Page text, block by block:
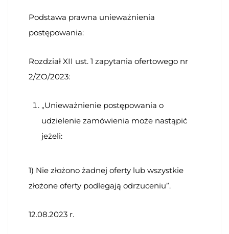
Podstawa prawna unieważnienia
postępowania:
Rozdział XII ust. 1 zapytania ofertowego nr
2/ZO/2023:
„Unieważnienie postępowania o
udzielenie zamówienia może nastąpić
jeżeli:
1) Nie złożono żadnej oferty lub wszystkie
złożone oferty podlegają odrzuceniu”.
12.08.2023 r.